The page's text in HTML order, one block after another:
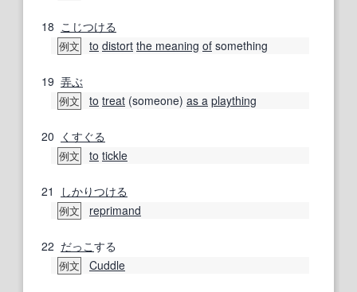
18 こじつける
例文 to distort the meaning of something
19 弄ぶ
例文 to treat (someone) as a plaything
20 くすぐる
例文 to tickle
21 しかりつける
例文 reprimand
22 だっこする
例文 Cuddle